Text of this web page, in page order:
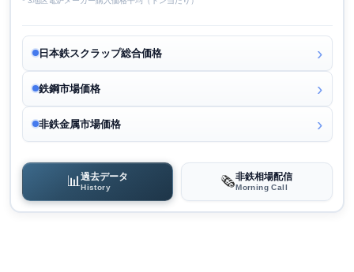
日本鉄スクラップ総合価格
鉄鋼市場価格
非鉄金属市場価格
📊過去データ
History 🗞️非鉄相場配信
Morning Call